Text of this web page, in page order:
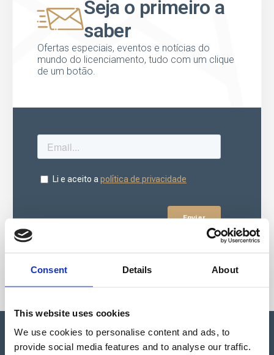
Consent Details About
This website uses cookies
We use cookies to personalise content and ads, to
provide social media features and to analyse our traffic.
Seja o primeiro a
saber
Ofertas especiais, eventos e notícias do
mundo do licenciamento, tudo com um clique
de um botão.